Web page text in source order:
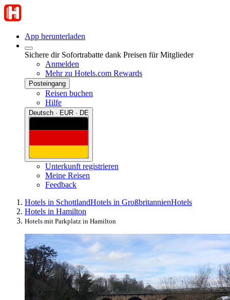
App herunterladen
Sichere dir Sofortrabatte dank Preisen für Mitglieder
Anmelden
Mehr zu Hotels.com Rewards
Posteingang
Reisen buchen
Hilfe
Deutsch · EUR · DE
Unterkunft registrieren
Meine Reisen
Feedback
Hotels in SchottlandHotels in GroßbritannienHotels
Hotels in Hamilton
Hotels mit Parkplatz in Hamilton